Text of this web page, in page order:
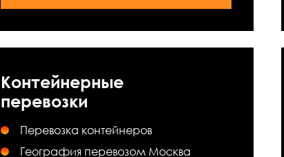
География перевозом Москва
Перевозка контейнеров
Контейнерные
перевозки